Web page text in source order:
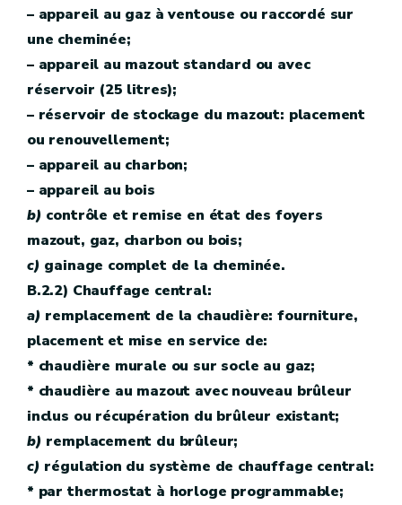
– appareil au gaz à ventouse ou raccordé sur
une cheminée;
– appareil au mazout standard ou avec
réservoir (25 litres);
– réservoir de stockage du mazout: placement
ou renouvellement;
– appareil au charbon;
– appareil au bois
b) contrôle et remise en état des foyers
mazout, gaz, charbon ou bois;
c) gainage complet de la cheminée.
B.2.2) Chauffage central:
a) remplacement de la chaudière: fourniture,
placement et mise en service de:
* chaudière murale ou sur socle au gaz;
* chaudière au mazout avec nouveau brûleur
inclus ou récupération du brûleur existant;
b) remplacement du brûleur;
c) régulation du système de chauffage central:
* par thermostat à horloge programmable;